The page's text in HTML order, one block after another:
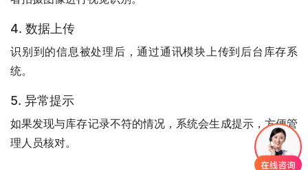
4. 数据上传
识别到的信息被处理后，通过通讯模块上传到后台库存系
统。
5. 异常提示
如果发现与库存记录不符的情况，系统会生成提示，方便管
理人员核对。